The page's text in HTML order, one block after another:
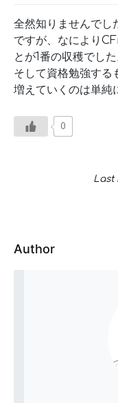
全然知りませんでし
ですが、なにより
とが1番の収穫でした
そして資格勉強する
増えていくのは単純
0
Last
Author